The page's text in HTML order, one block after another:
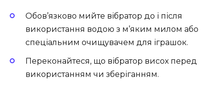
Обов’язково мийте вібратор до і після
використання водою з м’яким милом або
спеціальним очищувачем для іграшок.
Переконайтеся, що вібратор висох перед
використанням чи зберіганням.